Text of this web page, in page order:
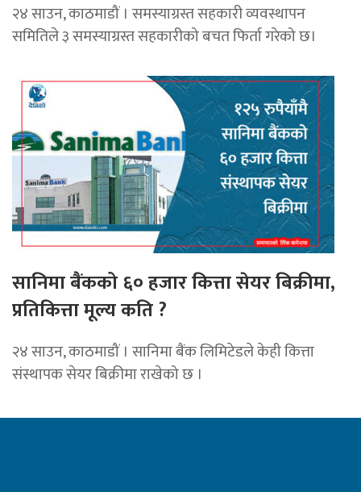
२४ साउन, काठमाडौं । समस्याग्रस्त सहकारी व्यवस्थापन
समितिले ३ समस्याग्रस्त सहकारीको बचत फिर्ता गरेको छ।
सानिमा बैंकको ६० हजार कित्ता सेयर बिक्रीमा,
प्रतिकित्ता मूल्य कति ?
२४ साउन, काठमाडौं । सानिमा बैंक लिमिटेडले केही कित्ता
संस्थापक सेयर बिक्रीमा राखेको छ ।